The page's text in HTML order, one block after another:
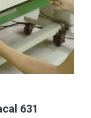
631